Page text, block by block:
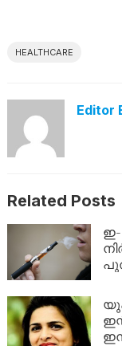
HEALTHCARE
Editor
Related Posts
ഇ-